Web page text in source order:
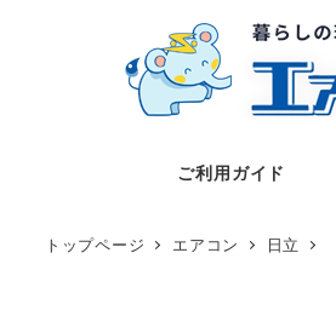
ご利用ガイド
トップページ エアコン 日立